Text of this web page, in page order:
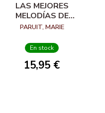
LAS MEJORES
MELODÍAS DE
GUITARRA
PARUIT, MARIE
En stock
15,95 €